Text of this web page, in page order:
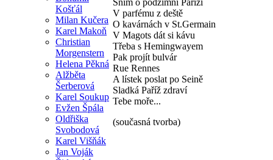
Košťál
Milan Kučera
Karel Makoň
Christian
Morgenstern
Helena Pěkná
Alžběta
Šerberová
Karel Soukup
Evžen Špála
Oldřiška
Svobodová
Karel Višňák
Jan Voják
V parfému z deště
O kavárnách v St.Germain
V Magots dát si kávu
Třeba s Hemingwayem
Pak projít bulvár
Rue Rennes
A lístek poslat po Seině
Sladká Paříž zdraví
Tebe moře...
(současná tvorba)